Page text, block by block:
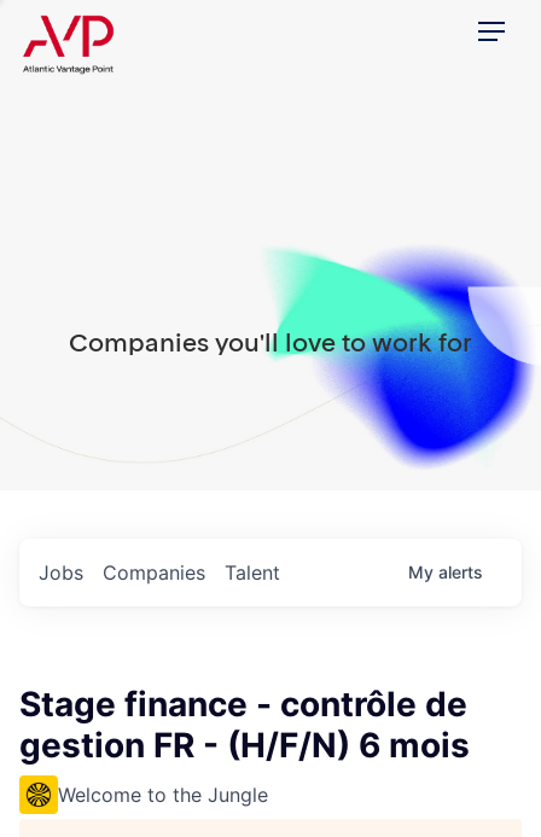
Menu
Companies you'll love to work for
Jobs Companies Talent My alerts
Stage finance - contrôle de
gestion FR - (H/F/N) 6 mois
Welcome to the Jungle